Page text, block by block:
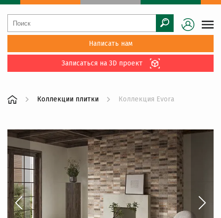
Написать нам
Записаться на 3D проект
Коллекции плитки Коллекция Evora